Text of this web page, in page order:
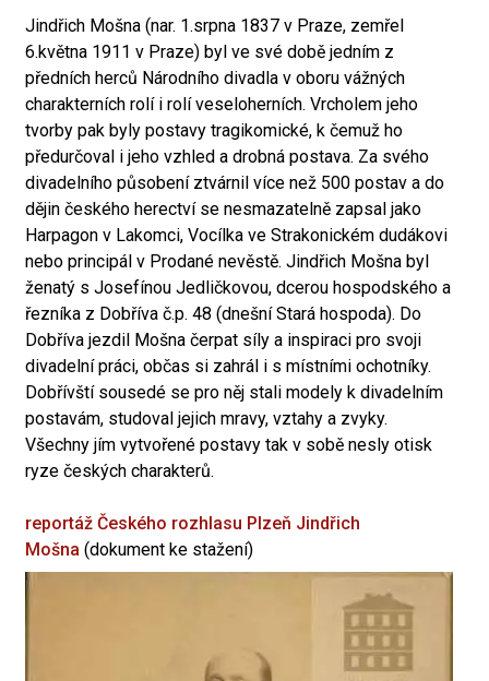
Jindřich Mošna (nar. 1.srpna 1837 v Praze, zemřel
6.května 1911 v Praze) byl ve své době jedním z
předních herců Národního divadla v oboru vážných
charakterních rolí i rolí veseloherních. Vrcholem jeho
tvorby pak byly postavy tragikomické, k čemuž ho
předurčoval i jeho vzhled a drobná postava. Za svého
divadelního působení ztvárnil více než 500 postav a do
dějin českého herectví se nesmazatelně zapsal jako
Harpagon v Lakomci, Vocílka ve Strakonickém dudákovi
nebo principál v Prodané nevěstě. Jindřich Mošna byl
ženatý s Josefínou Jedličkovou, dcerou hospodského a
řezníka z Dobříva č.p. 48 (dnešní Stará hospoda). Do
Dobříva jezdil Mošna čerpat síly a inspiraci pro svoji
divadelní práci, občas si zahrál i s místními ochotníky.
Dobřívští sousedé se pro něj stali modely k divadelním
postavám, studoval jejich mravy, vztahy a zvyky.
Všechny jím vytvořené postavy tak v sobě nesly otisk
ryze českých charakterů.
reportáž Českého rozhlasu Plzeň Jindřich
Mošna (dokument ke stažení)